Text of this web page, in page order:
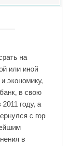
на
или иной
экономику,
в свою
году, а
с гор
в